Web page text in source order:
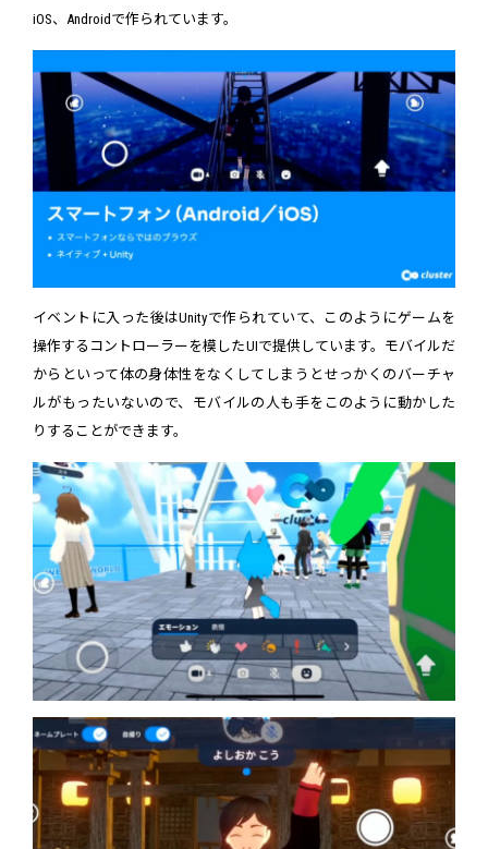
iOS、Androidで作られています。
イベントに入った後はUnityで作られていて、このようにゲームを
操作するコントローラーを模したUIで提供しています。モバイルだ
からといって体の身体性をなくしてしまうとせっかくのバーチャ
ルがもったいないので、モバイルの人も手をこのように動かした
りすることができます。